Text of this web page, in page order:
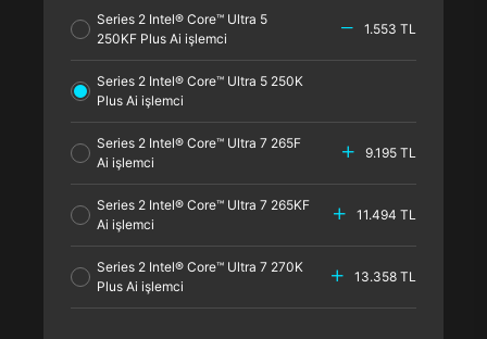
Series 2 Intel® Core™ Ultra 5
250KF Plus Ai işlemci
1.553 TL
Series 2 Intel® Core™ Ultra 5 250K
Plus Ai işlemci
Series 2 Intel® Core™ Ultra 7 265F
Ai işlemci
9.195 TL
Series 2 Intel® Core™ Ultra 7 265KF
Ai işlemci
11.494 TL
Series 2 Intel® Core™ Ultra 7 270K
Plus Ai işlemci
13.358 TL